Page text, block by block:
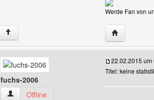
Werde Fan von
↑ Website
fuchs-2006
fuchs-2006 Benutzer-Profile anzeigen
Offline
22.02.2015 um
Titel: keine